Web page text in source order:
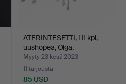
ATERINTESETTI, 111 kpl,
uushopea, Olga.
Myyty 23 kesä 2023
11 tarjousta
85 USD